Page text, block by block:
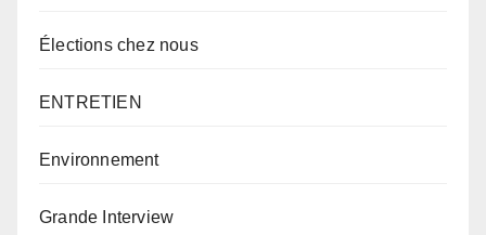
Élections chez nous
ENTRETIEN
Environnement
Grande Interview